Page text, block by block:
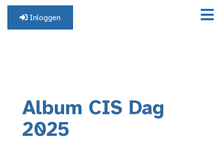
Inloggen
Album CIS Dag
2025